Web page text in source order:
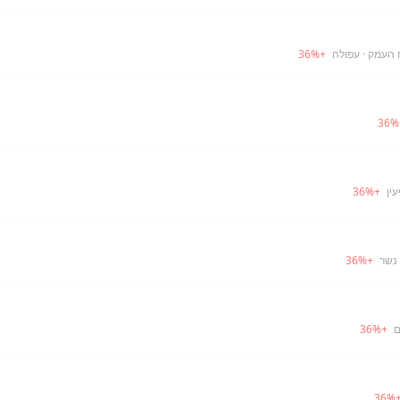
· עפולה +
36%
36%
+
36%
נשר +
36%
+
36%